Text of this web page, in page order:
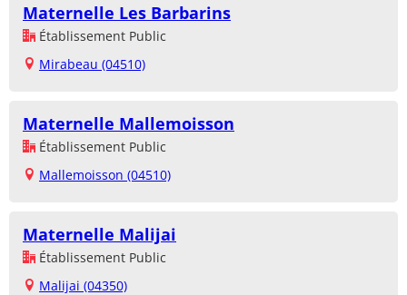
Maternelle Les Barbarins
Établissement Public
Mirabeau (04510)
Maternelle Mallemoisson
Établissement Public
Mallemoisson (04510)
Maternelle Malijai
Établissement Public
Malijai (04350)